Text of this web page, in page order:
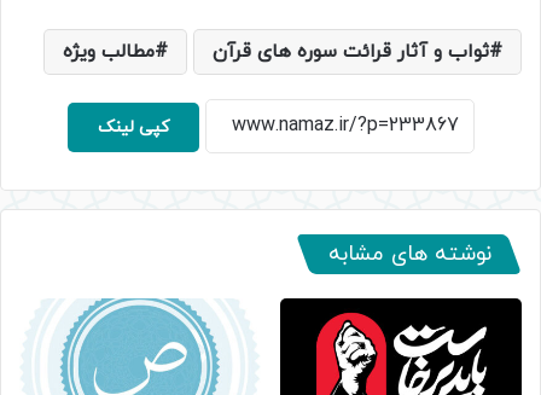
ثواب و آثار قرائت سوره های قرآن مطالب ویژه
کپی لینک
نوشته های مشابه